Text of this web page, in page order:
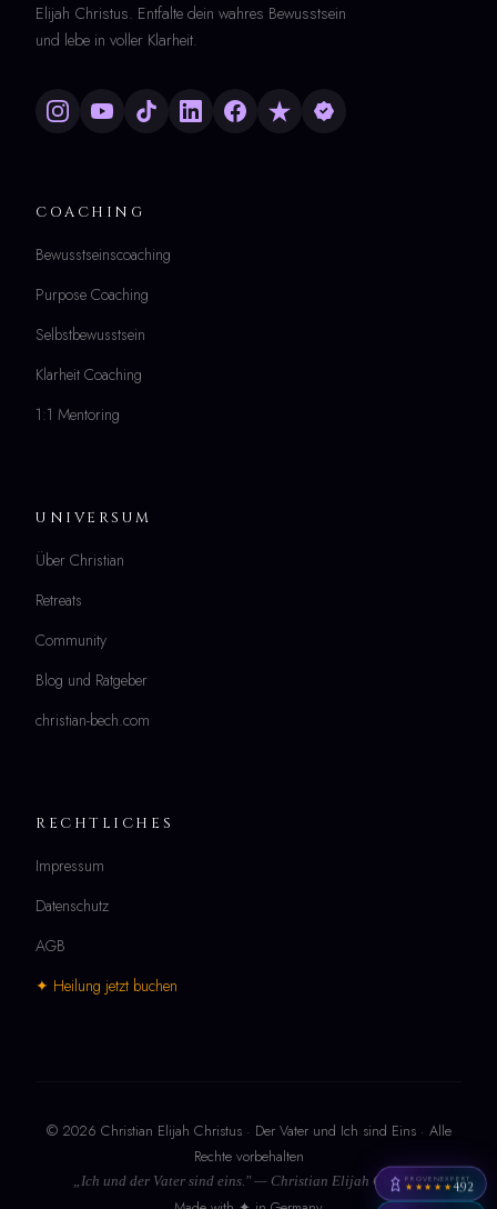
Elijah Christus. Entfalte dein wahres Bewusstsein
und lebe in voller Klarheit.
COACHING
Bewusstseinscoaching
Purpose Coaching
Selbstbewusstsein
Klarheit Coaching
1:1 Mentoring
UNIVERSUM
Über Christian
Retreats
Community
Blog und Ratgeber
christian-bech.com
RECHTLICHES
Impressum
Datenschutz
AGB
✦ Heilung jetzt buchen
© 2026 Christian Elijah Christus · Der Vater und Ich sind Eins · Alle
Rechte vorbehalten
„Ich und der Vater sind eins." — Christian Elijah ChristusPROVENEXPERT
★★★★★4,92